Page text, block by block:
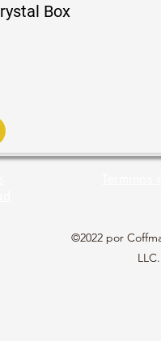
Box
©2022 por
LLC.